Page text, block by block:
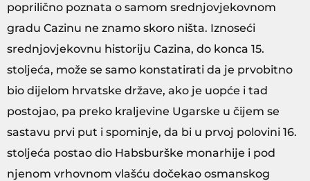
poprilično poznata o samom srednjovjekovnom
gradu Cazinu ne znamo skoro ništa. Iznoseći
srednjovjekovnu historiju Cazina, do konca 15.
stoljeća, može se samo konstatirati da je prvobitno
bio dijelom hrvatske države, ako je uopće i tad
postojao, pa preko kraljevine Ugarske u čijem se
sastavu prvi put i spominje, da bi u prvoj polovini 16.
stoljeća postao dio Habsburške monarhije i pod
njenom vrhovnom vlašću dočekao osmanskog